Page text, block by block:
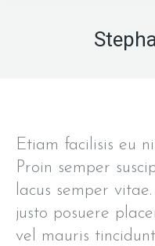
Etiam facilisis eu
Proin semper
lacus semper
justo posuere
vel mauris